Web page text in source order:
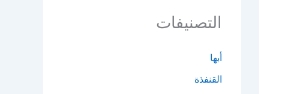
التصنيفات
أبها
القنفذة